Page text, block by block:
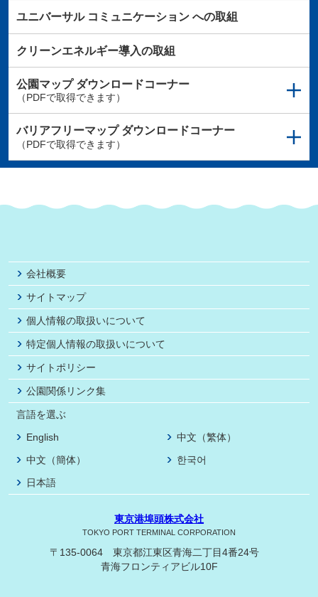
ユニバーサルコミュニケーションへの取組
クリーンエネルギー導入の取組
公園マップダウンロードコーナー
（PDFで取得できます）
バリアフリーマップダウンロードコーナー
（PDFで取得できます）
会社概要
サイトマップ
個人情報の取扱いについて
特定個人情報の取扱いについて
サイトポリシー
公園関係リンク集
言語を選ぶ
English
中文（繁体）
中文（簡体）
한국어
日本語
東京港埠頭株式会社
TOKYO PORT TERMINAL CORPORATION
〒135-0064 東京都江東区青海二丁目4番24号
青海フロンティアビル10F